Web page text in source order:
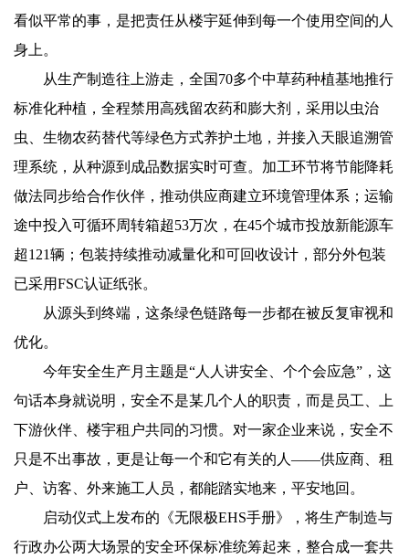
看似平常的事，是把责任从楼宇延伸到每一个使用空间的人
身上。
从生产制造往上游走，全国70多个中草药种植基地推行
标准化种植，全程禁用高残留农药和膨大剂，采用以虫治
虫、生物农药替代等绿色方式养护土地，并接入天眼追溯管
理系统，从种源到成品数据实时可查。加工环节将节能降耗
做法同步给合作伙伴，推动供应商建立环境管理体系；运输
途中投入可循环周转箱超53万次，在45个城市投放新能源车
超121辆；包装持续推动减量化和可回收设计，部分外包装
已采用FSC认证纸张。
从源头到终端，这条绿色链路每一步都在被反复审视和
优化。
今年安全生产月主题是“人人讲安全、个个会应急”，这
句话本身就说明，安全不是某几个人的职责，而是员工、上
下游伙伴、楼宇租户共同的习惯。对一家企业来说，安全不
只是不出事故，更是让每一个和它有关的人——供应商、租
户、访客、外来施工人员，都能踏实地来，平安地回。
启动仪式上发布的《无限极EHS手册》，将生产制造与
行政办公两大场景的安全环保标准统筹起来，整合成一套共